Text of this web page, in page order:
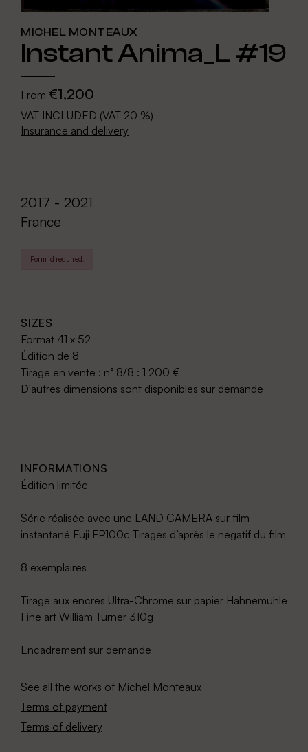
MICHEL MONTEAUX
Instant Anima_L #19
From €1,200
VAT INCLUDED (VAT 20 %)
Insurance and delivery
2017 - 2021
France
Form id required.
SIZES
Format 41 x 52
Édition de 8
Tirage en vente : n° 8/8 : 1 200 €
D'autres dimensions sont disponibles sur demande
INFORMATIONS
Édition limitée
Série réalisée avec une LAND CAMERA sur film
instantané Fuji FP100c Tirages d’après le négatif du film
8 exemplaires
Tirage aux encres Ultra-Chrome sur papier Hahnemühle
Fine art William Turner 310g
Encadrement sur demande
See all the works of Michel Monteaux
Terms of payment
Terms of delivery